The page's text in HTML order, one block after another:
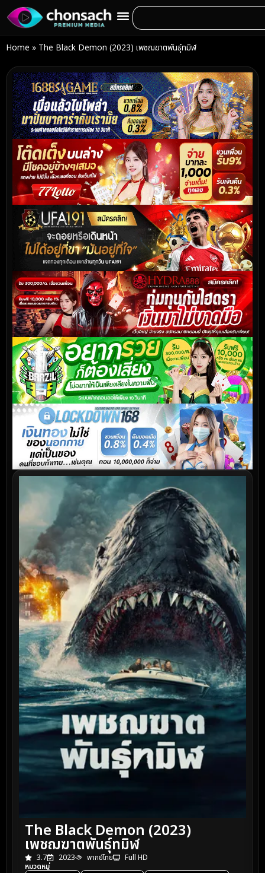
Home » The Black Demon (2023) เพชฌฆาตพันธุ์ทมิฬ
The Black Demon (2023)
เพชฌฆาตพันธุ์ทมิฬ
3.7 2023 พากย์ไทย
Full HD
หมวดหมู่